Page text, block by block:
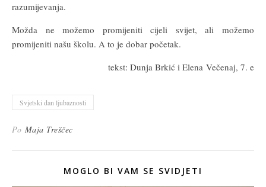
razumijevanja.
Možda ne možemo promijeniti cijeli svijet, ali možemo
promijeniti našu školu. A to je dobar početak.
tekst: Dunja Brkić i Elena Večenaj, 7. e
Svjetski dan ljubaznosti
Po Maja Treščec
MOGLO BI VAM SE SVIDJETI